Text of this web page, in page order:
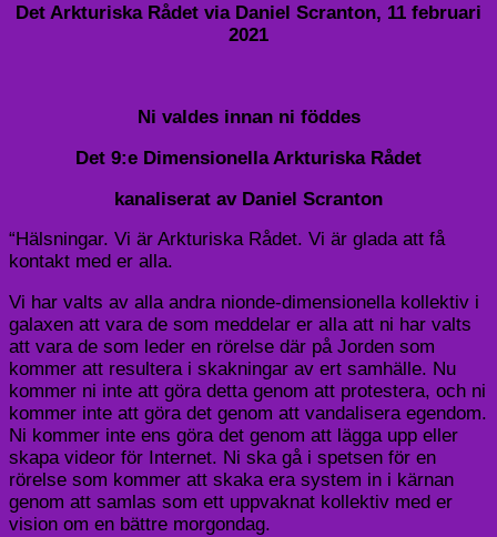
Det Arkturiska Rådet via Daniel Scranton, 11 februari
2021
Ni valdes innan ni föddes
Det 9:e Dimensionella Arkturiska Rådet
kanaliserat av Daniel Scranton
“Hälsningar. Vi är Arkturiska Rådet. Vi är glada att få
kontakt med er alla.
Vi har valts av alla andra nionde-dimensionella kollektiv i
galaxen att vara de som meddelar er alla att ni har valts
att vara de som leder en rörelse där på Jorden som
kommer att resultera i skakningar av ert samhälle. Nu
kommer ni inte att göra detta genom att protestera, och ni
kommer inte att göra det genom att vandalisera egendom.
Ni kommer inte ens göra det genom att lägga upp eller
skapa videor för Internet. Ni ska gå i spetsen för en
rörelse som kommer att skaka era system in i kärnan
genom att samlas som ett uppvaknat kollektiv med er
vision om en bättre morgondag.